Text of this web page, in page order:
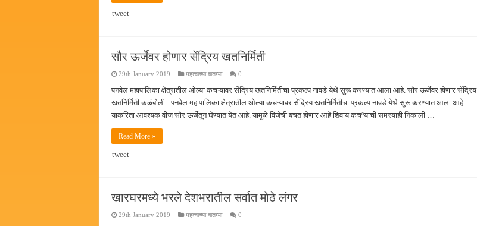
tweet
सौर ऊर्जेवर होणार सेंद्रिय खतनिर्मिती
29th January 2019 महत्वाच्या बातम्या 0
पनवेल महापालिका क्षेत्रातील ओल्या कचऱ्यावर सेंद्रिय खतनिर्मितीचा प्रकल्प नावडे येथे सुरू करण्यात आला आहे. सौर ऊर्जेवर होणार सेंद्रिय
खतनिर्मिती कळंबोली : पनवेल महापालिका क्षेत्रातील ओल्या कचऱ्यावर सेंद्रिय खतनिर्मितीचा प्रकल्प नावडे येथे सुरू करण्यात आला आहे.
याकरिता आवश्यक वीज सौर ऊर्जेतून घेण्यात येत आहे. यामुळे विजेची बचत होणार आहे शिवाय कचºयाची समस्याही निकाली …
Read More »
tweet
खारघरमध्ये भरले देशभरातील सर्वात मोठे लंगर
29th January 2019 महत्वाच्या बातम्या 0